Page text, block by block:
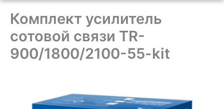
Комплект усилитель
сотовой связи TR-
900/1800/2100-55-kit